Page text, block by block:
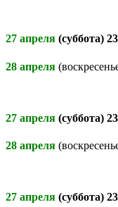
27 апреля (суббота)
28 апреля
27 апреля (суббота)
28 апреля
27 апреля (суббота)